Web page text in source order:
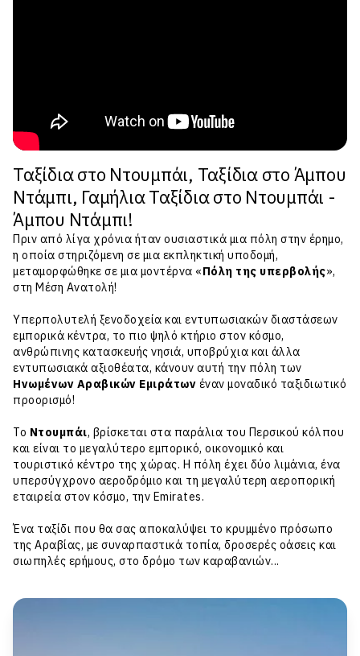
Ταξίδια στο Ντουμπάι, Ταξίδια στο Άμπου
Ντάμπι, Γαμήλια Ταξίδια στο Ντουμπάι -
Άμπου Ντάμπι!
Πριν από λίγα χρόνια ήταν ουσιαστικά μια πόλη στην έρημο,
η οποία στηριζόμενη σε μια εκπληκτική υποδομή,
μεταμορφώθηκε σε μια μοντέρνα «Πόλη της υπερβολής»,
στη Μέση Ανατολή!
Υπερπολυτελή ξενοδοχεία και εντυπωσιακών διαστάσεων
εμπορικά κέντρα, το πιο ψηλό κτήριο στον κόσμο,
ανθρώπινης κατασκευής νησιά, υποβρύχια και άλλα
εντυπωσιακά αξιοθέατα, κάνουν αυτή την πόλη των
Ηνωμένων Αραβικών Εμιράτων έναν μοναδικό ταξιδιωτικό
προορισμό!
To Ντουμπάι, βρίσκεται στα παράλια του Περσικού κόλπου
και είναι το μεγαλύτερο εμπορικό, οικονομικό και
τουριστικό κέντρο της χώρας. Η πόλη έχει δύο λιμάνια, ένα
υπερσύγχρονο αεροδρόμιο και τη μεγαλύτερη αεροπορική
εταιρεία στον κόσμο, την Emirates.
Ένα ταξίδι που θα σας αποκαλύψει το κρυμμένο πρόσωπο
της Αραβίας, με συναρπαστικά τοπία, δροσερές οάσεις και
σιωπηλές ερήμους, στο δρόμο των καραβανιών...